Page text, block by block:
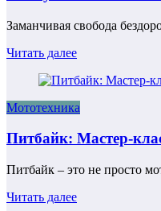
Заманчивая свобода
Читать далее
Мототехника
Питбайк: Мастер-
Питбайк – это не просто
Читать далее